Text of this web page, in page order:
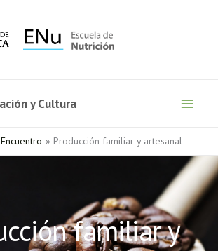
y Cultura
Producción familiar y artesanal
familiar y